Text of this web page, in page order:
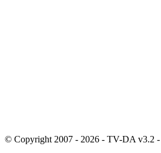
© Copyright 2007 - 2026 - TV-DA v3.2 -